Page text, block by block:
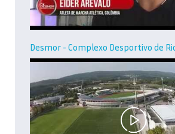
Desmor - Complexo Desportivo de